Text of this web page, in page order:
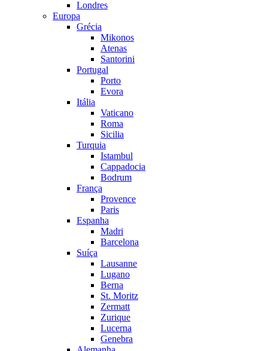
Londres
Europa
Grécia
Mikonos
Atenas
Santorini
Portugal
Porto
Evora
Itália
Vaticano
Roma
Sicilia
Turquia
Istambul
Cappadocia
Bodrum
França
Provence
Paris
Espanha
Madri
Barcelona
Suíça
Lausanne
Lugano
Berna
St. Moritz
Zermatt
Zurique
Lucerna
Genebra